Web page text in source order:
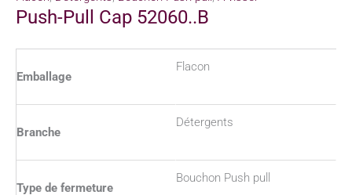
Push-Pull Cap 52060..B
Emballage
Flacon
Branche
Détergents
Type de fermeture
Bouchon Push pull